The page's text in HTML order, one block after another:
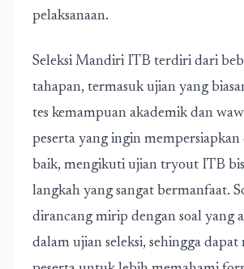
pelaksanaan.
Seleksi Mandiri ITB terdiri dari
tahapan, termasuk ujian yang
tes kemampuan akademik dan
peserta yang ingin
baik, mengikuti ujian tryout ITB
langkah yang sangat bermanfaat.
dirancang mirip dengan soal yang
dalam ujian seleksi, sehingga